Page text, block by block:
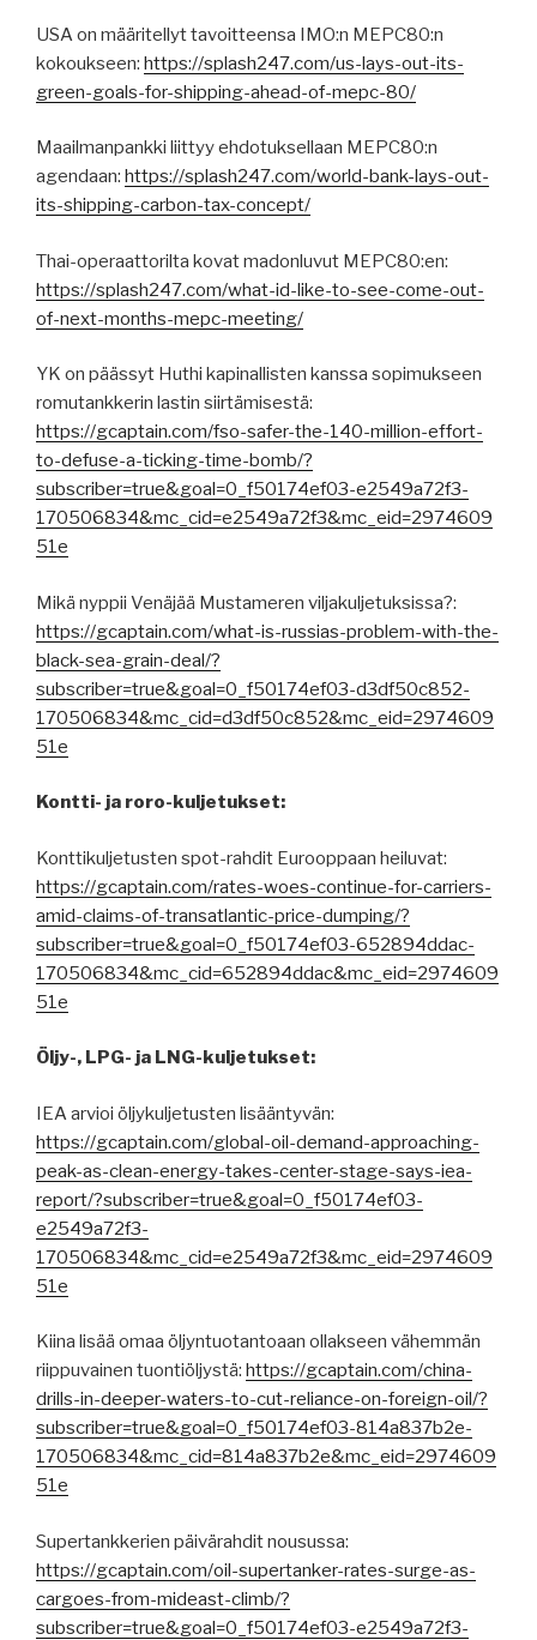
USA on määritellyt tavoitteensa IMO:n MEPC80:n
kokoukseen: https://splash247.com/us-lays-out-its-
green-goals-for-shipping-ahead-of-mepc-80/
Maailmanpankki liittyy ehdotuksellaan MEPC80:n
agendaan: https://splash247.com/world-bank-lays-out-
its-shipping-carbon-tax-concept/
Thai-operaattorilta kovat madonluvut MEPC80:en:
https://splash247.com/what-id-like-to-see-come-out-
of-next-months-mepc-meeting/
YK on päässyt Huthi kapinallisten kanssa sopimukseen
romutankkerin lastin siirtämisestä:
https://gcaptain.com/fso-safer-the-140-million-effort-
to-defuse-a-ticking-time-bomb/?
subscriber=true&goal=0_f50174ef03-e2549a72f3-
170506834&mc_cid=e2549a72f3&mc_eid=2974609
51e
Mikä nyppii Venäjää Mustameren viljakuljetuksissa?:
https://gcaptain.com/what-is-russias-problem-with-the-
black-sea-grain-deal/?
subscriber=true&goal=0_f50174ef03-d3df50c852-
170506834&mc_cid=d3df50c852&mc_eid=2974609
51e
Kontti- ja roro-kuljetukset:
Konttikuljetusten spot-rahdit Eurooppaan heiluvat:
https://gcaptain.com/rates-woes-continue-for-carriers-
amid-claims-of-transatlantic-price-dumping/?
subscriber=true&goal=0_f50174ef03-652894ddac-
170506834&mc_cid=652894ddac&mc_eid=2974609
51e
Öljy-, LPG- ja LNG-kuljetukset:
IEA arvioi öljykuljetusten lisääntyvän:
https://gcaptain.com/global-oil-demand-approaching-
peak-as-clean-energy-takes-center-stage-says-iea-
report/?subscriber=true&goal=0_f50174ef03-
e2549a72f3-
170506834&mc_cid=e2549a72f3&mc_eid=2974609
51e
Kiina lisää omaa öljyntuotantoaan ollakseen vähemmän
riippuvainen tuontiöljystä: https://gcaptain.com/china-
drills-in-deeper-waters-to-cut-reliance-on-foreign-oil/?
subscriber=true&goal=0_f50174ef03-814a837b2e-
170506834&mc_cid=814a837b2e&mc_eid=2974609
51e
Supertankkerien päivärahdit nousussa:
https://gcaptain.com/oil-supertanker-rates-surge-as-
cargoes-from-mideast-climb/?
subscriber=true&goal=0_f50174ef03-e2549a72f3-